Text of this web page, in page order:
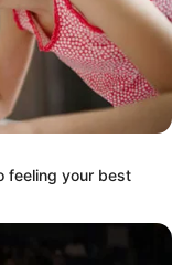
feeling your best